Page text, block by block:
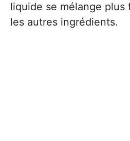
liquide se mélange plus
les autres ingrédients.